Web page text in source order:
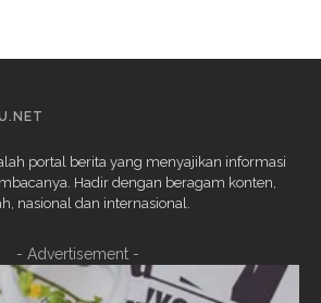
portal berita yang menyajikan informasi
Hadir dengan beragam konten,
nasional dan internasional.
- Advertisement -